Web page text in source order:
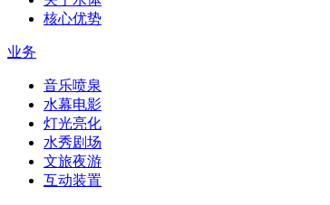
核心优势
业务
音乐喷泉
水幕电影
灯光亮化
水秀剧场
文旅夜游
互动装置